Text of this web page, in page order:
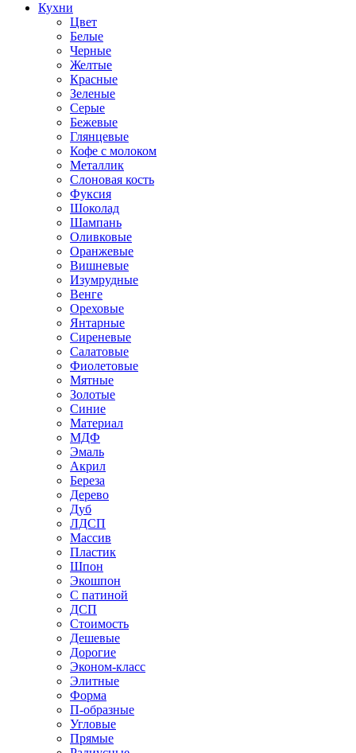
Кухни
Цвет
Белые
Черные
Желтые
Красные
Зеленые
Серые
Бежевые
Глянцевые
Кофе с молоком
Металлик
Слоновая кость
Фуксия
Шоколад
Шампань
Оливковые
Оранжевые
Вишневые
Изумрудные
Венге
Ореховые
Янтарные
Сиреневые
Салатовые
Фиолетовые
Мятные
Золотые
Синие
Материал
МДФ
Эмаль
Акрил
Береза
Дерево
Дуб
ЛДСП
Массив
Пластик
Шпон
Экошпон
С патиной
ДСП
Стоимость
Дешевые
Дорогие
Эконом-класс
Элитные
Форма
П-образные
Угловые
Прямые